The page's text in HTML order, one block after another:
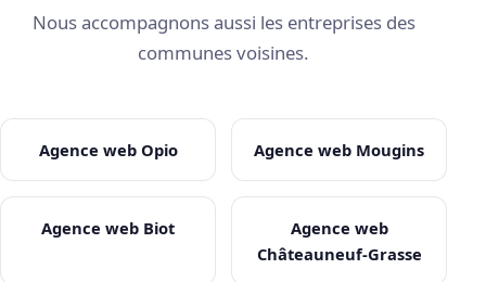
Nous accompagnons aussi les entreprises des
communes voisines.
Agence web Opio Agence web Mougins
Agence web Biot
Agence web
Châteauneuf-Grasse